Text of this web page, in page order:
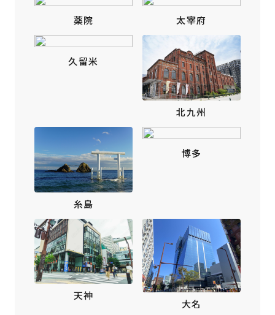
薬院 太宰府
久留米
北九州
糸島
博多
天神
大名